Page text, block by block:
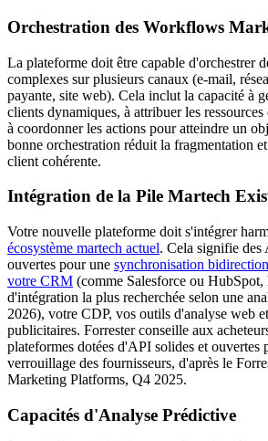
Orchestration des Workflows
La plateforme doit être capable d'orchestrer
complexes sur plusieurs canaux (e-mail,
payante, site web). Cela inclut la capacité à
clients dynamiques, à attribuer les
à coordonner les actions pour atteindre un
bonne orchestration réduit la fragmentation
client cohérente.
Intégration de la Pile Martech
Votre nouvelle plateforme doit s'intégrer
écosystème martech actuel. Cela signifie des
ouvertes pour une synchronisation
votre CRM (comme Salesforce ou HubSpot,
d'intégration la plus recherchée selon une
2026), votre CDP, vos outils d'analyse web
publicitaires. Forrester conseille aux
plateformes dotées d'API solides et ouvertes
verrouillage des fournisseurs, d'après le
Marketing Platforms, Q4 2025.
Capacités d'Analyse Prédictive